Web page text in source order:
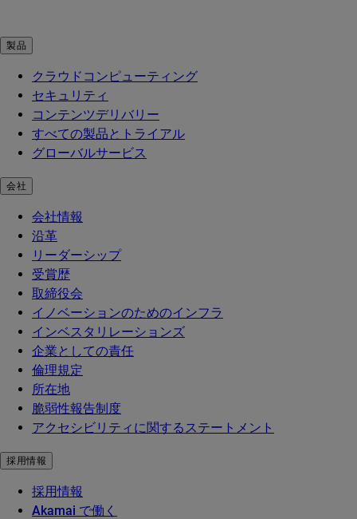
製品
クラウドコンピューティング
セキュリティ
コンテンツデリバリー
すべての製品とトライアル
グローバルサービス
会社
会社情報
沿革
リーダーシップ
受賞歴
取締役会
イノベーションのためのインフラ
インベスタリレーションズ
企業としての責任
倫理規定
所在地
脆弱性報告制度
アクセシビリティに関するステートメント
採用情報
採用情報
Akamai で働く